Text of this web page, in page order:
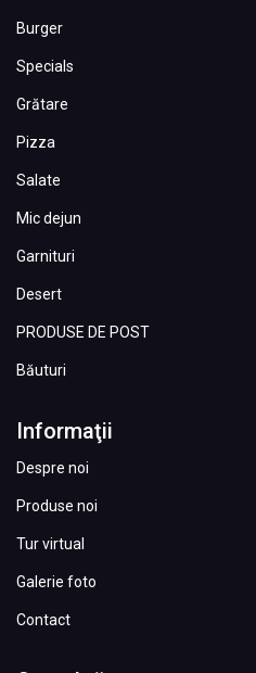
Burger
Specials
Grătare
Pizza
Salate
Mic dejun
Garnituri
Desert
PRODUSE DE POST
Băuturi
Informaţii
Despre noi
Produse noi
Tur virtual
Galerie foto
Contact